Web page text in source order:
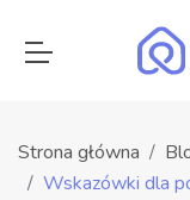
Strona główna
Wskazówki dla